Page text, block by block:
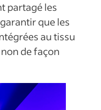
partagé les
que les
au tissu
de façon